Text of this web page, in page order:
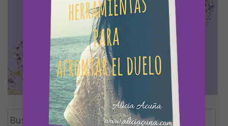
Buscar: